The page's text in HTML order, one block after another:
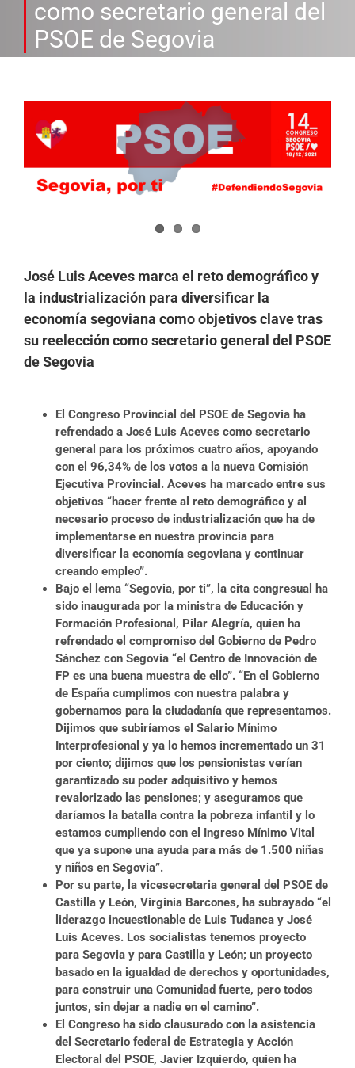
como secretario general del
PSOE de Segovia
imagen
más
José Luis Aceves marca el reto demográfico y
la industrialización para diversificar la
economía segoviana como objetivos clave tras
su reelección como secretario general del PSOE
de Segovia
El Congreso Provincial del PSOE de Segovia ha
refrendado a José Luis Aceves como secretario
general para los próximos cuatro años, apoyando
con el 96,34% de los votos a la nueva Comisión
Ejecutiva Provincial. Aceves ha marcado entre sus
objetivos “hacer frente al reto demográfico y al
necesario proceso de industrialización que ha de
implementarse en nuestra provincia para
diversificar la economía segoviana y continuar
creando empleo”.
Bajo el lema “Segovia, por ti”, la cita congresual ha
sido inaugurada por la ministra de Educación y
Formación Profesional, Pilar Alegría, quien ha
refrendado el compromiso del Gobierno de Pedro
Sánchez con Segovia “el Centro de Innovación de
FP es una buena muestra de ello”. “En el Gobierno
de España cumplimos con nuestra palabra y
gobernamos para la ciudadanía que representamos.
Dijimos que subiríamos el Salario Mínimo
Interprofesional y ya lo hemos incrementado un 31
por ciento; dijimos que los pensionistas verían
garantizado su poder adquisitivo y hemos
revalorizado las pensiones; y aseguramos que
daríamos la batalla contra la pobreza infantil y lo
estamos cumpliendo con el Ingreso Mínimo Vital
que ya supone una ayuda para más de 1.500 niñas
y niños en Segovia”.
Por su parte, la vicesecretaria general del PSOE de
Castilla y León, Virginia Barcones, ha subrayado “el
liderazgo incuestionable de Luis Tudanca y José
Luis Aceves. Los socialistas tenemos proyecto
para Segovia y para Castilla y León; un proyecto
basado en la igualdad de derechos y oportunidades,
para construir una Comunidad fuerte, pero todos
juntos, sin dejar a nadie en el camino”.
El Congreso ha sido clausurado con la asistencia
del Secretario federal de Estrategia y Acción
Electoral del PSOE, Javier Izquierdo, quien ha